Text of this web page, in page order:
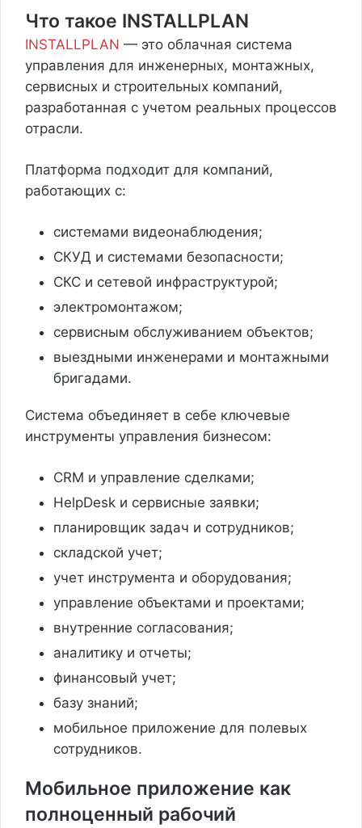
Что такое INSTALLPLAN
INSTALLPLAN — это облачная система
управления для инженерных, монтажных,
сервисных и строительных компаний,
разработанная с учетом реальных процессов
отрасли.
Платформа подходит для компаний,
работающих с:
системами видеонаблюдения;
СКУД и системами безопасности;
СКС и сетевой инфраструктурой;
электромонтажом;
сервисным обслуживанием объектов;
выездными инженерами и монтажными
бригадами.
Система объединяет в себе ключевые
инструменты управления бизнесом:
CRM и управление сделками;
HelpDesk и сервисные заявки;
планировщик задач и сотрудников;
складской учет;
учет инструмента и оборудования;
управление объектами и проектами;
внутренние согласования;
аналитику и отчеты;
финансовый учет;
базу знаний;
мобильное приложение для полевых
сотрудников.
Мобильное приложение как
полноценный рабочий